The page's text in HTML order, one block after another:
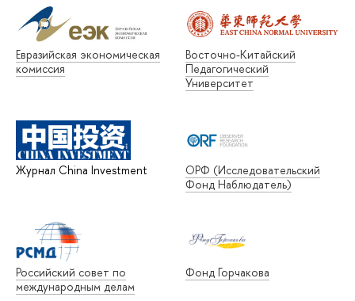
Евразийская экономическая
комиссия
Восточно-Китайский
Педагогический
Университет
Журнал China Investment
ОРФ (Исследовательский
Фонд Наблюдатель)
Российский совет по
международным делам
Фонд Горчакова